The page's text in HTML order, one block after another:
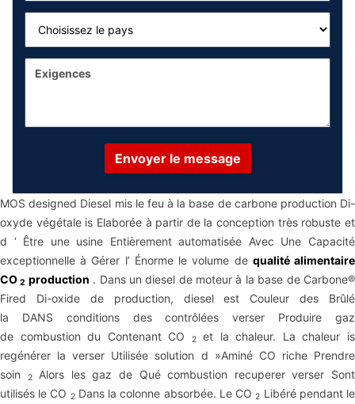
Envoyer le message
MOS designed Diesel mis le feu à la base de carbone production Di-
oxyde végétale is Elaborée à partir de la conception très robuste et
d ‘ Être une usine Entièrement automatisée Avec Une Capacité
exceptionnelle à Gérer l’ Énorme le volume de qualité alimentaire
CO2 production . Dans un diesel de moteur à la base de Carbone®
Fired Di-oxide de production, diesel est Couleur des Brûlé
la DANS conditions des contrôlées verser Produire gaz
de combustion du Contenant CO
2et la chaleur. La chaleur is
regénérer la verser Utilisée solution d »Aminé CO riche Prendre
soin
2Alors les gaz de Qué combustion recuperer verser Sont
utilisés le CO 2Dans la colonne absorbée. Le CO 2 Libéré pendant le